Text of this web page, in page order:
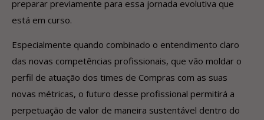
preparar previamente para essa jornada evolutiva que
está em curso.
Especialmente quando combinado o entendimento claro
das novas competências profissionais, que vão moldar o
perfil de atuação dos times de Compras com as suas
novas métricas, o futuro desse profissional permitirá a
perpetuação de valor de maneira sustentável dentro do